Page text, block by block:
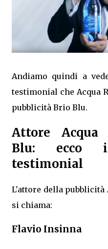
Andiamo quindi a
testimonial che Acqua
pubblicità Brio Blu.
Attore Acqua
Blu: ecco
testimonial
L'attore della pubblicità
si chiama:
Flavio Insinna